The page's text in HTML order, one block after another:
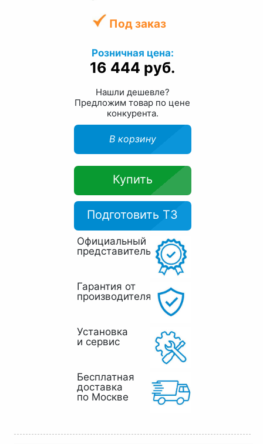
Под заказ
Розничная цена:
16 444 руб.
Нашли дешевле?
Предложим товар по цене
конкурента.
В корзину
Купить
Подготовить ТЗ
Официальный
представитель
Гарантия от
производителя
Установка
и сервис
Бесплатная
доставка
по Москве